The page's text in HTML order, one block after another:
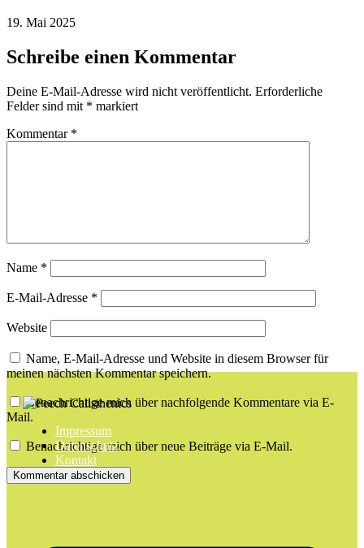
19. Mai 2025
Schreibe einen Kommentar
Deine E-Mail-Adresse wird nicht veröffentlicht. Erforderliche
Felder sind mit * markiert
Kommentar *
Name *
E-Mail-Adresse *
Website
Name, E-Mail-Adresse und Website in diesem Browser für
meinen nächsten Kommentar speichern.
Benachrichtige mich über nachfolgende Kommentare via E-
Mail.
Benachrichtige mich über neue Beiträge via E-Mail.
Impressum
Datenschutz
Kontakt